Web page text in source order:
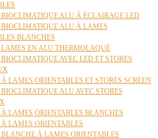
BIOCLIMATIQUE ALU À ÉCLAIRAGE LED
BIOCLIMATIQUE ALU À LAMES
BLANCHES
LAMES EN ALU THERMOLAQUÉ
AVEC LED ET STORES
LAMES ORIENTABLES ET STORES SCREEN
ALU AVEC STORES
À LAMES ORIENTABLES BLANCHES
À LAMES ORIENTABLES
BLANCHE À LAMES ORIENTABLES